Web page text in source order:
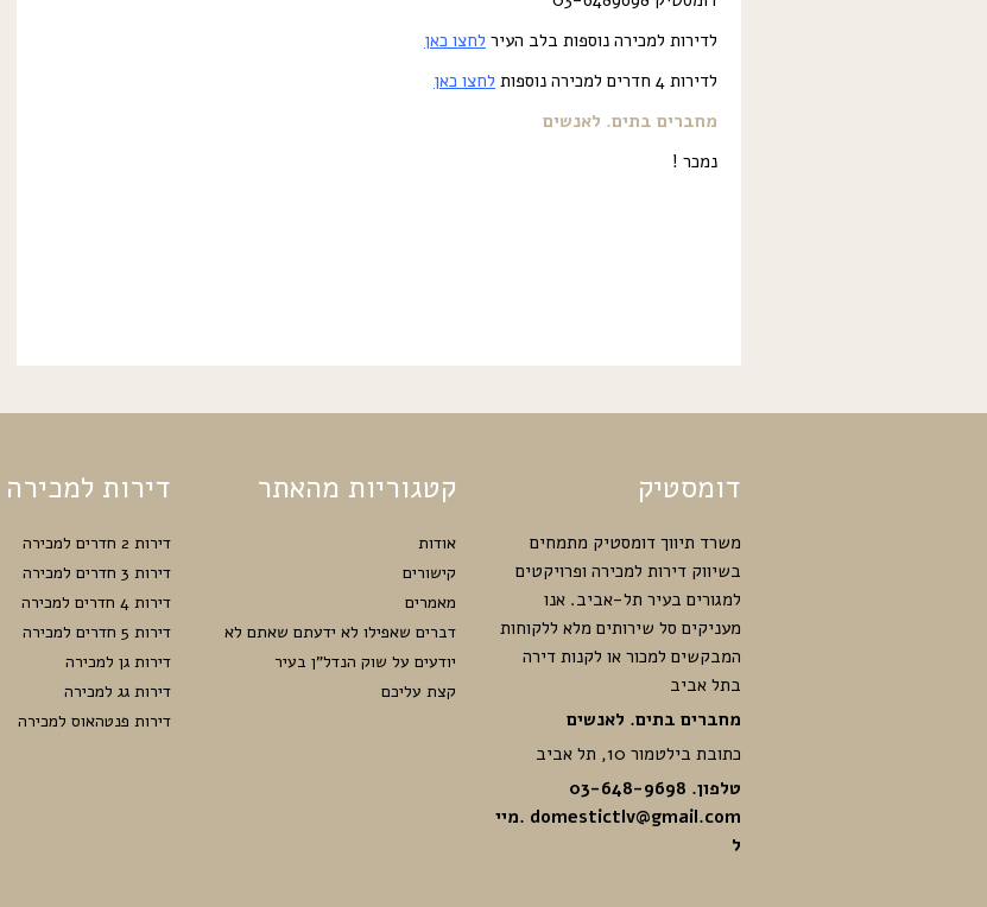
לדירות למכירה נוספות בלב העיר לחצו כאן
לדירות 4 חדרים למכירה נוספות
לחצו כאן
מחברים בתים. לאנשים
נמכר !
דומסטיק
משרד תיווך דומסטיק מתמחים
בשיווק דירות למכירה ופרויקטים
למגורים בעיר תל-אביב. אנו
מעניקים סל שירותים מלא ללקוחות
המבקשים למכור או לקנות דירה
בתל אביב
מחברים בתים. לאנשים
כתובת בילטמור 10, תל אביב
טלפון. 03-648-9698
domestictlv@gmail.com .מיי
ל
קטגוריות מהאתר
אודות
קישורים
מאמרים
דברים שאפילו לא ידעתם שאתם לא
יודעים על שוק הנדל”ן בעיר
קצת עליכם
דירות למכירה
דירות 2 חדרים למכירה
דירות 3 חדרים למכירה
דירות 4 חדרים למכירה
דירות 5 חדרים למכירה
דירות גן למכירה
דירות גג למכירה
דירות פנטהאוס למכירה